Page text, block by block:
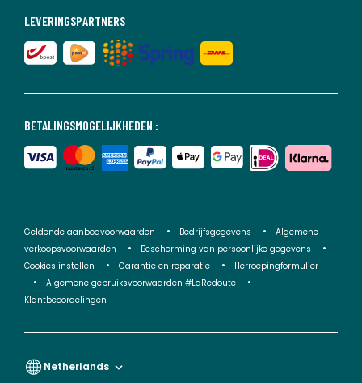
BETALINGSMOGELIJKHEDEN :
LEVERINGSPARTNERS
Geldende aanbodvoorwaarden Bedrijfsgegevens
Algemene
verkoopsvoorwaarden
Bescherming van persoonlijke gegevens
Cookies instellen
Garantie en reparatie
Herroepingformulier
Algemene gebruiksvoorwaarden #LaRedoute
Klantbeoordelingen
Netherlands